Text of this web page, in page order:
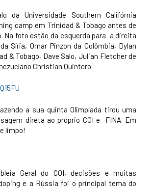
da Universidade Southern Califórnia
camp em Trinidad & Tobago antes de
Na foto estão da esquerda para a direita
Síria, Omar Pinzon da Colômbia, Dylan
& Tobago, Dave Salo, Julian Fletcher de
Christian Quintero.
a sua quinta Olimpíada tirou uma
direta ao próprio COI e FINA. Em
limpo!
Geral do COI, decisões e muitas
e a Rússia foi o principal tema do